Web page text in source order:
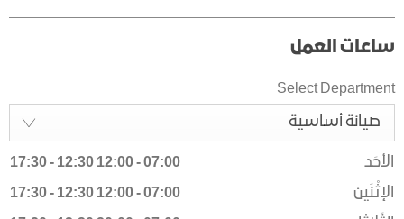
ساعات العمل
Select Department
صيانة أساسية
الأحَد
07:00
-
12:00
12:30
-
17:30
الإثْنَين
07:00
-
12:00
12:30
-
17:30